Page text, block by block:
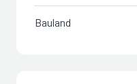
Bauland